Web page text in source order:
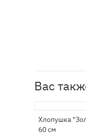
Вас
Хлопушка
60 см